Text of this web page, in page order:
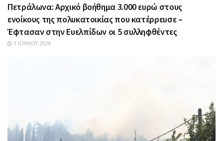
Πετράλωνα: Αρχικό βοήθημα 3.000 ευρώ στους
ενοίκους της πολυκατοικίας που κατέρρευσε –
Έφτασαν στην Ευελπίδων οι 5 συλληφθέντες
1 ΙΟΥΛΊΟΥ 2026